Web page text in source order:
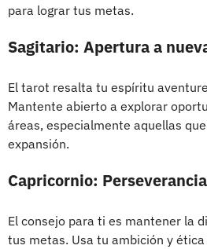
para lograr tus metas.
Sagitario: Apertura a
El tarot resalta tu espíritu
Mantente abierto a explorar
áreas, especialmente aquellas
expansión.
Capricornio:
El consejo para ti es mantener la
tus metas. Usa tu ambición y